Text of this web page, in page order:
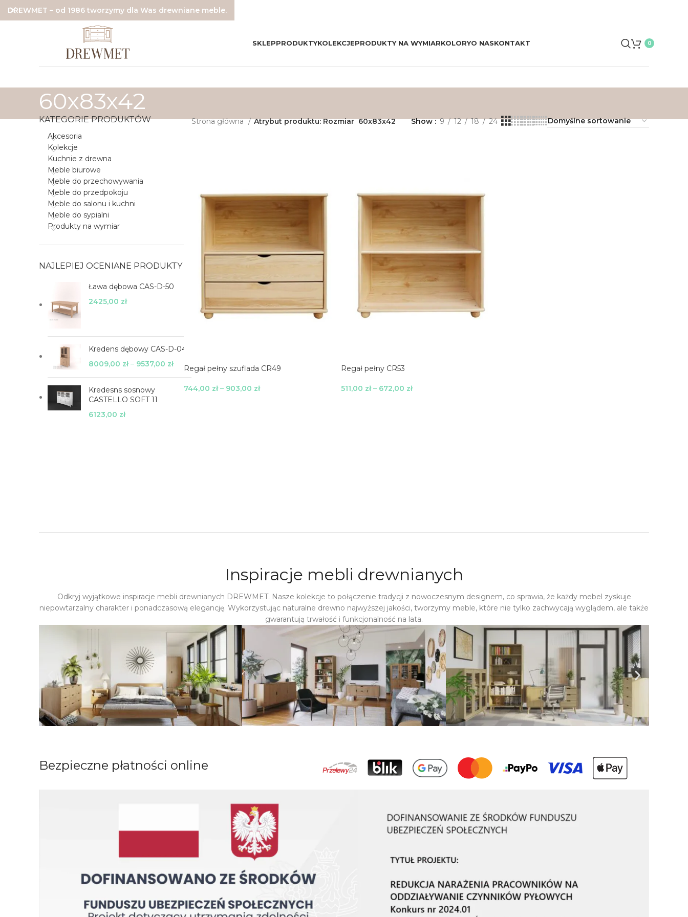
SKLEPPRODUKTYKOLEKCJEPRODUKTY NA WYMIARKOLORYO NASKONTAKT 0
60x83x42
KATEGORIE PRODUKTÓW
Akcesoria
Kolekcje
Kuchnie z drewna
Meble biurowe
Meble do przechowywania
Meble do przedpokoju
Meble do salonu i kuchni
Meble do sypialni
Produkty na wymiar
NAJLEPIEJ OCENIANE PRODUKTY
Ława dębowa CAS-D-50
2425,00 zł
Kredens dębowy CAS-D-04
8009,00 zł– 9537,00 zł
Kredesns sosnowy
CASTELLO SOFT 11
6123,00 zł
Strona główna Atrybut produktu: Rozmiar 60x83x42 Show 9 12 18 24
Regał pełny szuflada CR49
744,00 zł– 903,00 zł
Regał pełny CR53
511,00 zł– 672,00 zł
Inspiracje mebli drewnianych
Odkryj wyjątkowe inspiracje mebli drewnianych DREWMET. Nasze kolekcje to połączenie tradycji z nowoczesnym designem, co sprawia, że każdy mebel zyskuje
niepowtarzalny charakter i ponadczasową elegancję. Wykorzystując naturalne drewno najwyższej jakości, tworzymy meble, które nie tylko zachwycają wyglądem, ale także
gwarantują trwałość i funkcjonalność na lata.
Bezpieczne płatności online
DREWMET – od 1986 tworzymy dla Was drewniane meble.